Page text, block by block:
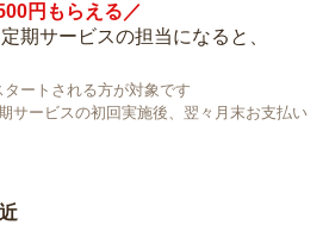
円もらえる／
期サービスの担当になると、
ートされる方が対象です
サービスの初回実施後、翌々月末お支払い